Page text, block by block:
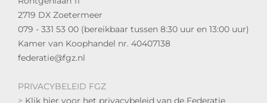
2719 DX Zoetermeer
079 - 331 53 00 (bereikbaar tussen 8:30 uur en 13:00 uur)
Kamer van Koophandel nr. 40407138
federatie@fgz.nl
PRIVACYBELEID FGZ
> Klik hier voor het privacybeleid van de Federatie